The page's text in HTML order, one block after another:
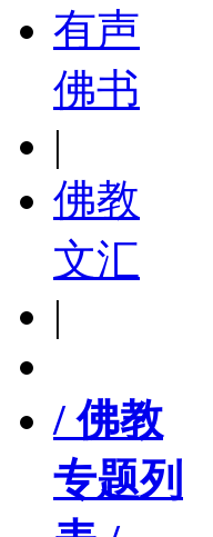
有声
佛书
|
佛教
文汇
|
/ 佛教
专题列